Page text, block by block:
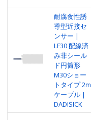
耐腐食性誘
導型近接セ
ンサー |
LF30 配線済
み非シール
ド円筒形
M30ショー
トタイプ 2m
ケーブル |
DADISICK